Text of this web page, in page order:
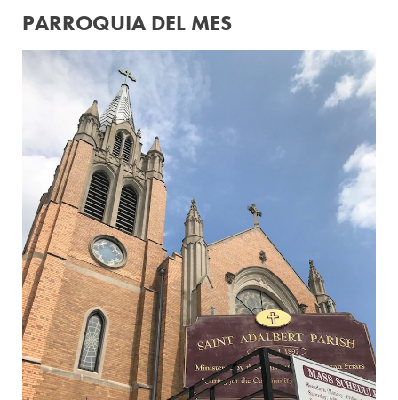
PARROQUIA DEL MES